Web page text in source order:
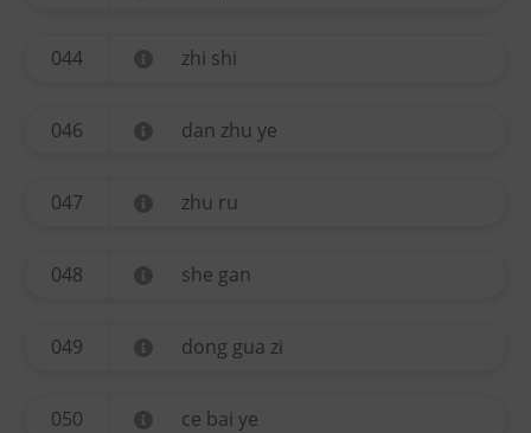
044 zhi shi
046 dan zhu ye
047 zhu ru
048 she gan
049 dong gua zi
050 ce bai ye